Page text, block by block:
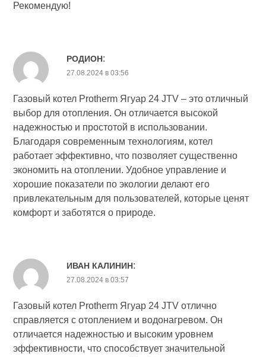
Рекомендую!
РОДИОН:
27.08.2024 в 03:56
Газовый котел Protherm Ягуар 24 JTV – это отличный
выбор для отопления. Он отличается высокой
надежностью и простотой в использовании.
Благодаря современным технологиям, котел
работает эффективно, что позволяет существенно
экономить на отоплении. Удобное управление и
хорошие показатели по экологии делают его
привлекательным для пользователей, которые ценят
комфорт и заботятся о природе.
ИВАН КАЛИНИН:
27.08.2024 в 03:57
Газовый котел Protherm Ягуар 24 JTV отлично
справляется с отоплением и водонагревом. Он
отличается надежностью и высоким уровнем
эффективности, что способствует значительной